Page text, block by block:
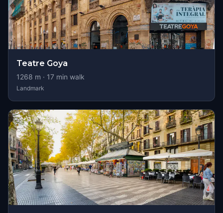
Teatre Goya
1268 m · 17 min walk
Landmark